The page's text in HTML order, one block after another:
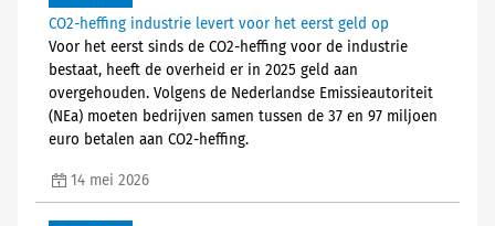
CO2-heffing industrie levert voor het eerst geld op
Voor het eerst sinds de CO2-heffing voor de industrie
bestaat, heeft de overheid er in 2025 geld aan
overgehouden. Volgens de Nederlandse Emissieautoriteit
(NEa) moeten bedrijven samen tussen de 37 en 97 miljoen
euro betalen aan CO2-heffing.
14 mei 2026